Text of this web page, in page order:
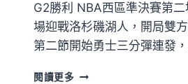
G2勝利 NBA西區準決賽第
場迎戰洛杉磯湖人，開局雙
第二節開始勇士三分彈連發
閱讀更多